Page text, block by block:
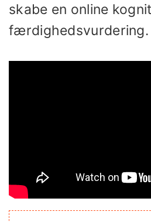
skabe en online
færdighedsvurdering.